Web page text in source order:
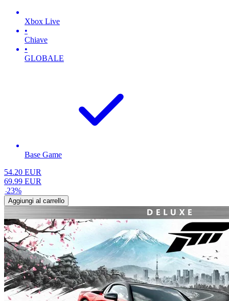
Xbox Live
•
Chiave
•
GLOBALE
Base Game
54.20 EUR
69.99 EUR
-23%
Aggiungi al carrello